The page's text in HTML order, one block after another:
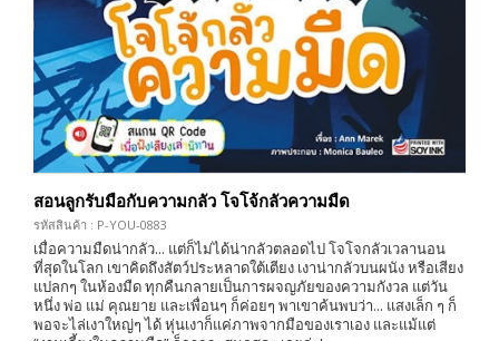
สอนลูกรับมือกับความกลัว โจโจ้กลัวความมืด
รหัสสินค้า : P-YOU-0883
เมื่อความมืดน่ากลัว... แต่ก็ไม่ได้น่ากลัวตลอดไป โจโจกลัวเวลานอน
ที่สุดในโลก เขาคิดถึงสัตว์ประหลาดใต้เตียง เงาน่ากลัวบนผนัง หรือเสียง
แปลกๆ ในห้องมืด ทุกคืนกลายเป็นการผจญภัยของความกังวล แต่วัน
หนึ่ง พ่อ แม่ คุณยาย และเพื่อนๆ ก็ค่อยๆ พาเขาค้นพบว่า... แสงเล็ก ๆ ก็
พอจะไล่เงาใหญ่ๆ ได้ หุ่นเงาก็แค่ภาพจากมือของเราเอง และแม้แต่